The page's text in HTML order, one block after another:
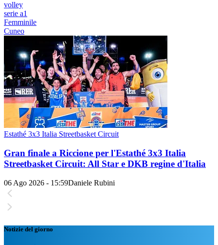
volley
serie a1
Femminile
Cuneo
Estathé 3x3 Italia Streetbasket Circuit
Gran finale a Riccione per l'Estathé 3x3 Italia
Streetbasket Circuit: All Star e DKB regine d'Italia
06 Ago 2026 - 15:59Daniele Rubini
Notizie del giorno